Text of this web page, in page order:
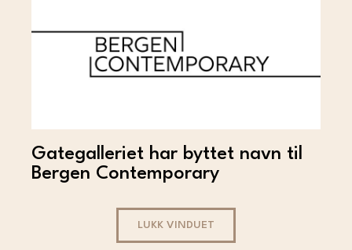
SLAVA NEMES
Slava Nemes – Off the
wall (original)
Gategalleriet har byttet navn til
Bergen Contemporary
LUKK VINDUET